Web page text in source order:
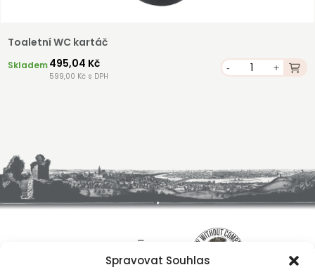
Spravovat Souhlas
Toaletní WC kartáč
Skladem495,04 Kč
599,00 Kč s DPH
- +